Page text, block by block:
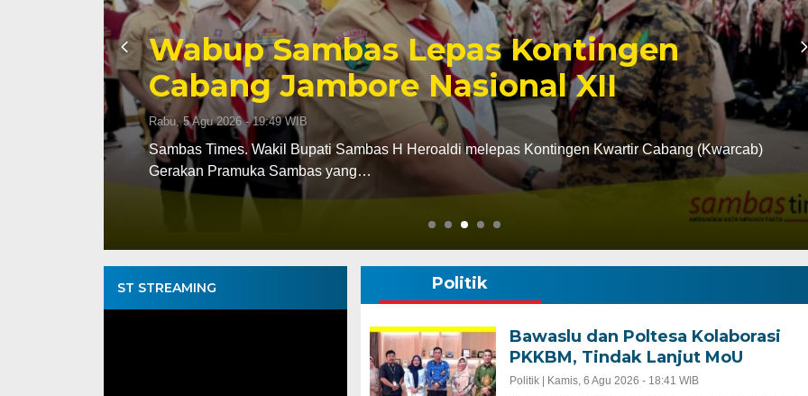
Wabup Sambas Lepas Kontingen
Cabang Jambore Nasional XII
Rabu, 5 Agu 2026 - 19:49 WIB
Sambas Times. Wakil Bupati Sambas H Heroaldi melepas Kontingen Kwartir Cabang (Kwarcab)
Gerakan Pramuka Sambas yang…
ST STREAMING Politik
Bawaslu dan Poltesa Kolaborasi
PKKBM, Tindak Lanjut MoU
Politik | Kamis, 6 Agu 2026 - 18:41 WIB